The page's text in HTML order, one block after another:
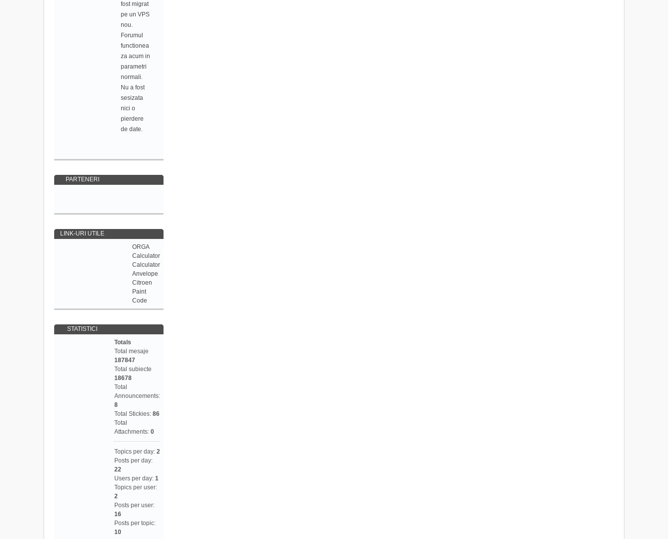
fost migrat
pe un VPS
nou.
Forumul
functionea
za acum in
parametri
normali.
Nu a fost
sesizata
nici o
pierdere
de date.
PARTENERI
LINK-URI UTILE
ORGA
Calculator
Calculator
Anvelope
Citroen
Paint
Code
STATISTICI
Totals
Total mesaje
187847
Total subiecte
18678
Total
Announcements:
8
Total Stickies: 86
Total
Attachments: 0
Topics per day: 2
Posts per day:
22
Users per day: 1
Topics per user:
2
Posts per user:
16
Posts per topic:
10